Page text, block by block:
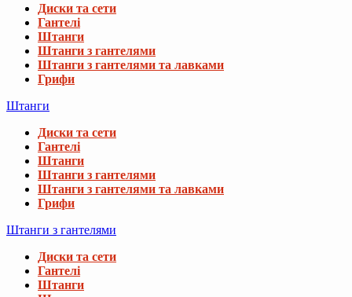
Диски та сети
Гантелі
Штанги
Штанги з гантелями
Штанги з гантелями та лавками
Грифи
Штанги
Диски та сети
Гантелі
Штанги
Штанги з гантелями
Штанги з гантелями та лавками
Грифи
Штанги з гантелями
Диски та сети
Гантелі
Штанги